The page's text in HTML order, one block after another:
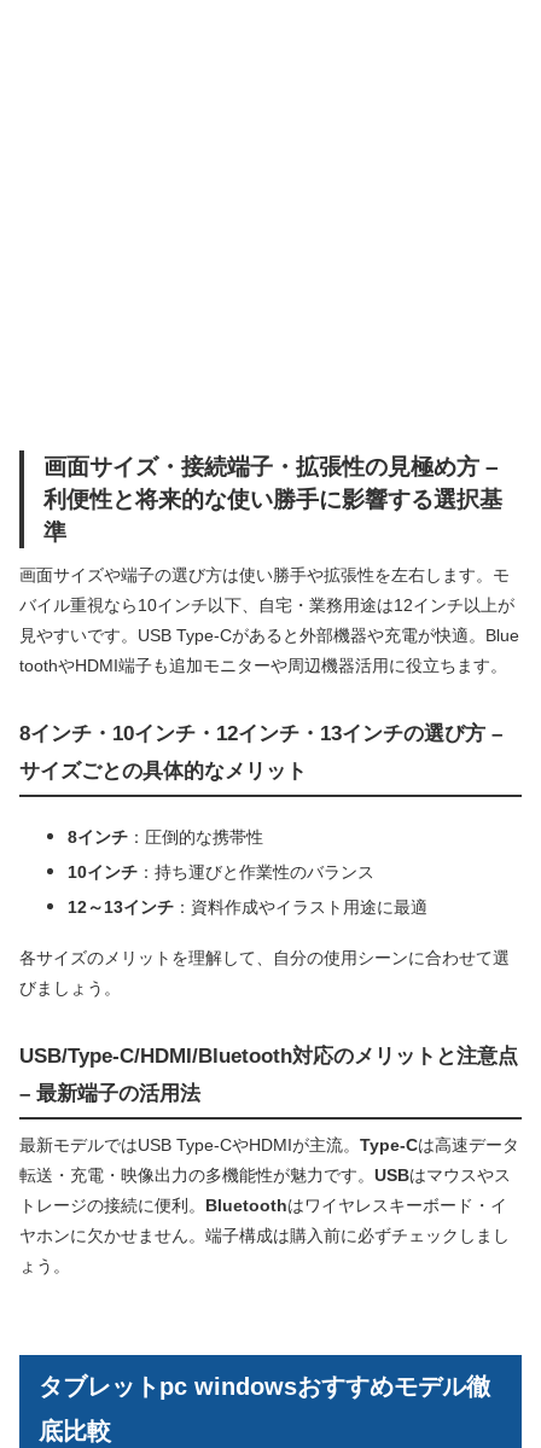
画面サイズ・接続端子・拡張性の見極め方 –
利便性と将来的な使い勝手に影響する選択基
準
画面サイズや端子の選び方は使い勝手や拡張性を左右します。モ
バイル重視なら10インチ以下、自宅・業務用途は12インチ以上が
見やすいです。USB Type-Cがあると外部機器や充電が快適。Blue
toothやHDMI端子も追加モニターや周辺機器活用に役立ちます。
8インチ・10インチ・12インチ・13インチの選び方 –
サイズごとの具体的なメリット
8インチ ：圧倒的な携帯性
10インチ ：持ち運びと作業性のバランス
12～13インチ ：資料作成やイラスト用途に最適
各サイズのメリットを理解して、自分の使用シーンに合わせて選
びましょう。
USB/Type-C/HDMI/Bluetooth対応のメリットと注意点
– 最新端子の活用法
最新モデルではUSB Type-CやHDMIが主流。 Type-Cは高速データ
転送・充電・映像出力の多機能性が魅力です。 USBはマウスやス
トレージの接続に便利。 Bluetoothはワイヤレスキーボード・イ
ヤホンに欠かせません。端子構成は購入前に必ずチェックしまし
ょう。
タブレットpc windowsおすすめモデル徹
底比較